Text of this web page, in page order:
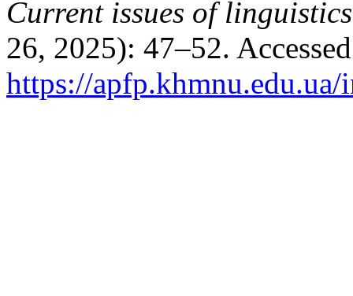
Current issues of
26, 2025): 47–52.
https://